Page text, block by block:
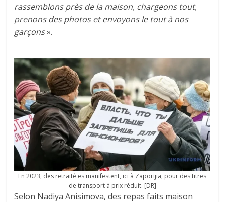
rassemblons près de la maison, chargeons tout,
prenons des photos et envoyons le tout à nos
garçons».
En 2023, des retraité∙es manifestent, ici à Zaporijia, pour des titres
de transport à prix réduit. [DR]
Selon Nadiya Anisimova, des repas faits maison